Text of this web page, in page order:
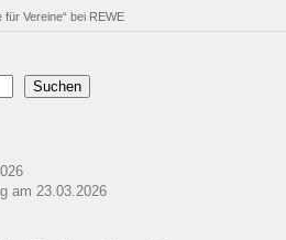
für Vereine“ bei REWE
Suchen
am 23.03.2026